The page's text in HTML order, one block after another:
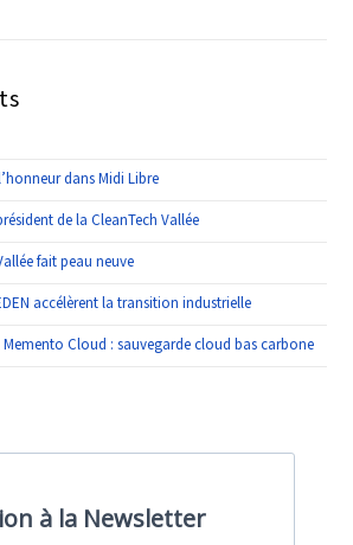
dans Midi Libre
de la CleanTech Vallée
fait peau neuve
accélèrent la transition industrielle
Memento Cloud : sauvegarde cloud bas carbone
à la Newsletter